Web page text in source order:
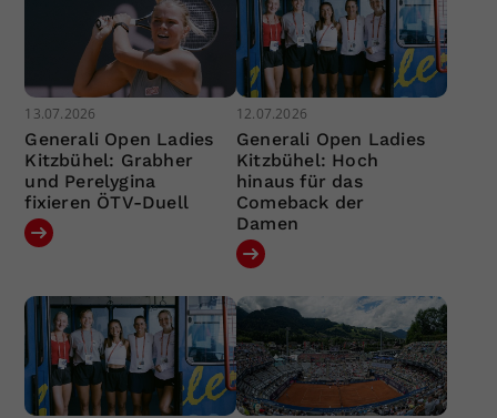
13.07.2026
Generali Open Ladies
Kitzbühel: Grabher
und Perelygina
fixieren ÖTV-Duell
12.07.2026
Generali Open Ladies
Kitzbühel: Hoch
hinaus für das
Comeback der
Damen